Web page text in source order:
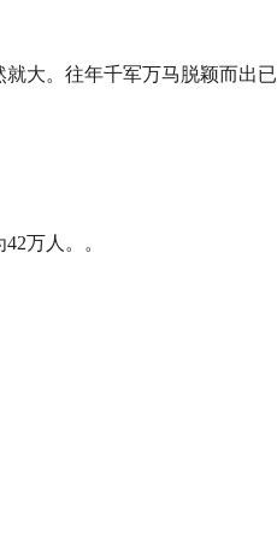
大。往年千军万马脱颖而出已
万人。。